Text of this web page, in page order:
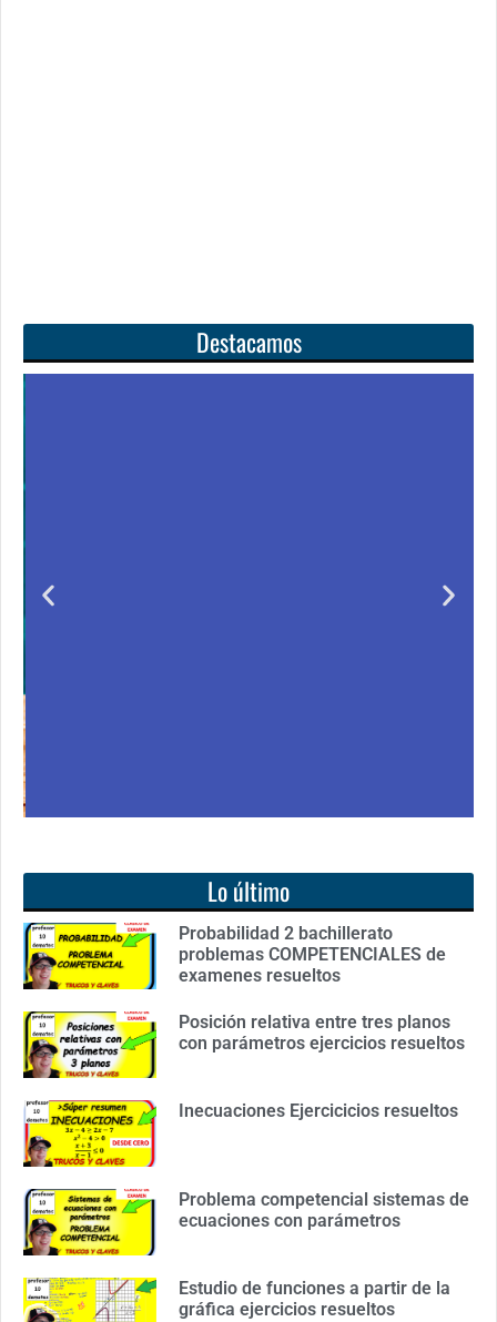
Destacamos
Notición!! Ya se puede adquirir nuestro segundo
Lo último
Probabilidad 2 bachillerato
problemas COMPETENCIALES de
examenes resueltos
Posición relativa entre tres planos
con parámetros ejercicios resueltos
Inecuaciones Ejercicicios resueltos
Problema competencial sistemas de
ecuaciones con parámetros
Estudio de funciones a partir de la
gráfica ejercicios resueltos